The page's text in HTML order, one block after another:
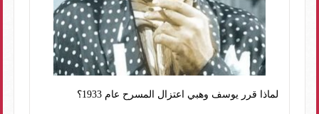
لماذا قرر يوسف وهبي اعتزال المسرح عام 1933؟